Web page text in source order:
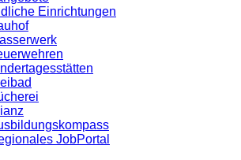
Einrichtungen
JobPortal